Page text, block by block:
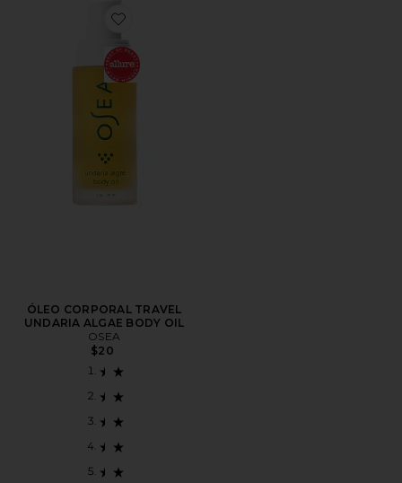
Favorite ÓLEO CORPORAL TRAVEL UNDARIA
ÓLEO CORPORAL TRAVEL
UNDARIA ALGAE BODY OIL
OSEA
$20